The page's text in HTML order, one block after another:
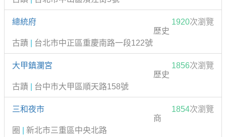
總統府 1920次瀏覽
歷史
古蹟
台北市中正區重慶南路一段122號
大甲鎮瀾宮 1856次瀏覽
歷史
古蹟
台中市大甲區順天路158號
三和夜市 1854次瀏覽
商
圈
新北市三重區中央北路